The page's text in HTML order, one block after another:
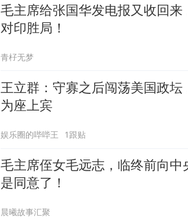
毛主席给张国华发电报又收回
对印胜局！
青杍无梦
王立群：守寡之后闯荡美国政
为座上宾
娱乐圈的哔哔王 1跟贴
毛主席侄女毛远志，临终前向
是同意了！
晨曦故事汇聚